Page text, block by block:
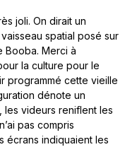
joli. On dirait un
spatial posé sur
Booba. Merci à
la culture pour le
programmé cette vieille
dénote un
les videurs reniflent les
pas compris
écrans indiquaient les